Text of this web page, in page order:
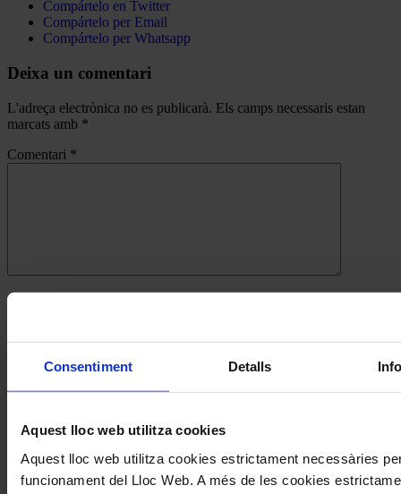
Consentiment Detalls
Aquest lloc web utilitza cookies
Aquest lloc web utilitza cookies estrictament necessàries
funcionament del Lloc Web. A més de les cookies
Compártelo en Twitter
Compártelo per Email
Compártelo per Whatsapp
Deixa un comentari
L'adreça electrònica no es publicarà. Els camps necessaris estan
marcats amb *
Comentari *
Nom
per
les
articles